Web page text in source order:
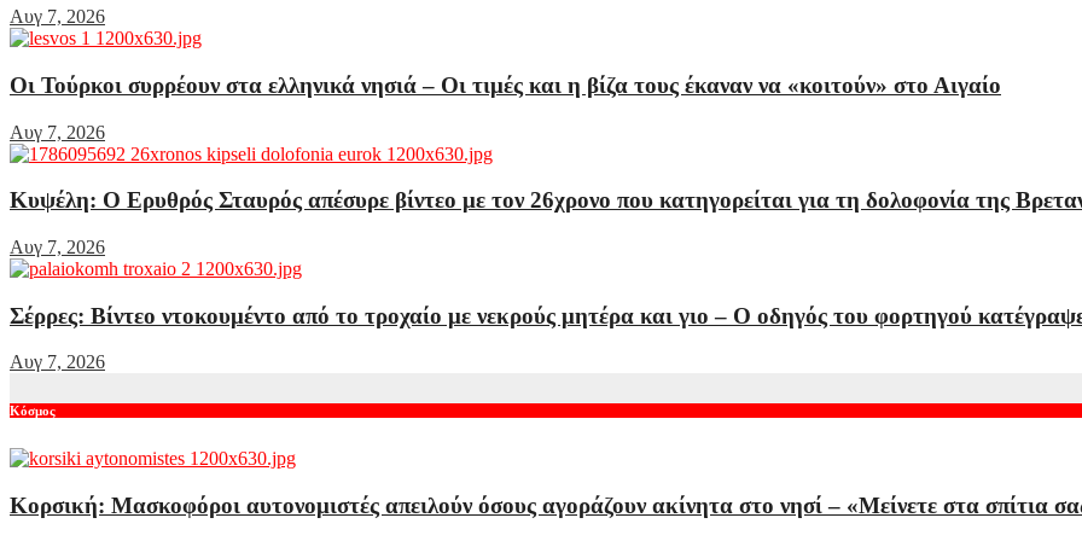
Αυγ 7, 2026
Οι Τούρκοι συρρέουν στα ελληνικά νησιά – Οι τιμές και η βίζα τους έκαναν να «κοιτούν» στο Αιγαίο
Αυγ 7, 2026
Κυψέλη: Ο Ερυθρός Σταυρός απέσυρε βίντεο με τον 26χρονο που κατηγορείται για τη δολοφονία της
Αυγ 7, 2026
Σέρρες: Βίντεο ντοκουμέντο από το τροχαίο με νεκρούς μητέρα και γιο – Ο οδηγός του φορτηγού
Αυγ 7, 2026
Κόσμος
Κορσική: Μασκοφόροι αυτονομιστές απειλούν όσους αγοράζουν ακίνητα στο νησί – «Μείνετε στα σπίτια